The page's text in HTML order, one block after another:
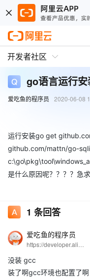
开发者社区
go语言运行
爱吃鱼的程序员 2020-06-08
运行安装go get
github.com/mattn/go-
是什么原因呢？？？？急求
1 条回答
爱吃鱼的程序员
没装 gcc
装了啊gcc环境也配置了啊